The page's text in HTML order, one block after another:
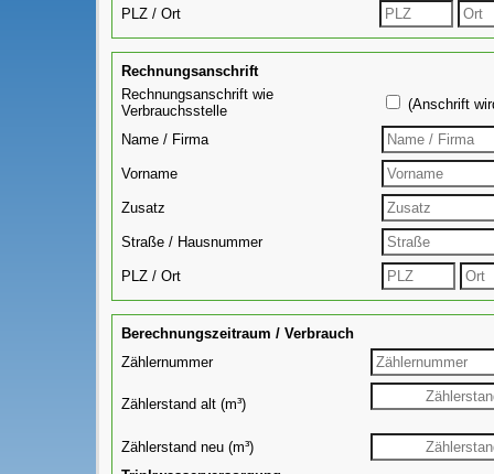
PLZ / Ort
Rechnungsanschrift
Rechnungsanschrift wie
Verbrauchsstelle
(Anschrift
Name / Firma
Vorname
Zusatz
Straße / Hausnummer
PLZ / Ort
Berechnungszeitraum / Verbrauch
Zählernummer
Zählerstand alt (m³)
Zählerstand neu (m³)